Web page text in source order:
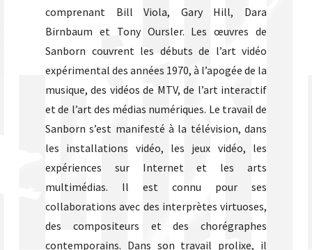
comprenant Bill Viola, Gary Hill, Dara
Birnbaum et Tony Oursler. Les œuvres de
Sanborn couvrent les débuts de l’art vidéo
expérimental des années 1970, à l’apogée de la
musique, des vidéos de MTV, de l’art interactif
et de l’art des médias numériques. Le travail de
Sanborn s’est manifesté à la télévision, dans
les installations vidéo, les jeux vidéo, les
expériences sur Internet et les arts
multimédias. Il est connu pour ses
collaborations avec des interprètes virtuoses,
des compositeurs et des chorégraphes
contemporains. Dans son travail prolixe, il